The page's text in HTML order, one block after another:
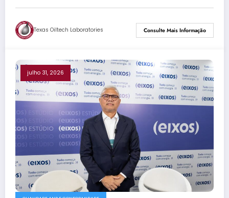
Texas Oiltech Laboratories Consulte Mais Informação
julho 31, 2026